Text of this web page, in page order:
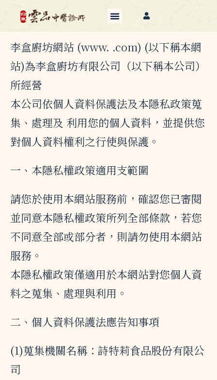
李盒廚坊網站 (www. .com) (以下稱本網
站)為李盒廚坊有限公司（以下稱本公司）
所經營
本公司依個人資料保護法及本隱私政策蒐
集、處理及 利用您的個人資料，並提供您
對個人資料權利之行使與保護。
一、本隱私權政策適用支範圍
請您於使用本網站服務前，確認您已審閱
並同意本隱私權政策所列全部條款，若您
不同意全部或部分者，則請勿使用本網站
服務。
本隱私權政策僅適用於本網站對您個人資
料之蒐集、處理與利用。
二、個人資料保護法應告知事項
(1)蒐集機關名稱：詩特莉食品股份有限公
司